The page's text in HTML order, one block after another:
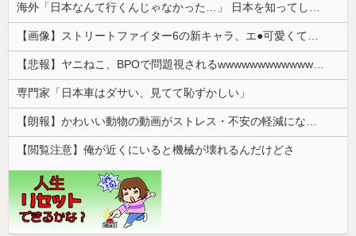
海外「日本なんて行くんじゃなかった…」 日本を知ってしまったディズニー信者、帰国後『本家』に失望する事態に
【画像】ストリートファイター6の新キャラ、エ●可愛くてメロメロになるプレイヤーが続出ｗｗｗｗｗ
【悲報】ヤニねこ、BPOで問題視されるwwwwwwwwwwwwwwwwwwwwwwww
専門家「日本車はダサい、見てて恥ずかしい」
【朗報】かわいい動物の動画がストレス・不安の軽減になる可能性。英大学の研究で実証
【閲覧注意】俺が近くにいると機械が壊れるんだけどさ